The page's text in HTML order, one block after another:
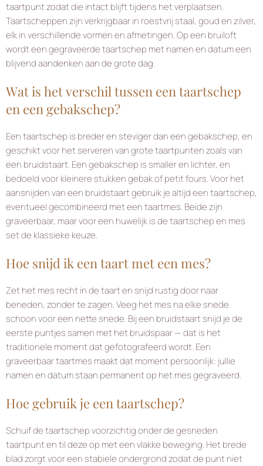
taartpunt zodat die intact blijft tijdens het verplaatsen.
Taartscheppen zijn verkrijgbaar in roestvrij staal, goud en zilver,
elk in verschillende vormen en afmetingen. Op een bruiloft
wordt een gegraveerde taartschep met namen en datum een
blijvend aandenken aan de grote dag.
Wat is het verschil tussen een taartschep
en een gebakschep?
Een taartschep is breder en steviger dan een gebakschep, en
geschikt voor het serveren van grote taartpunten zoals van
een bruidstaart. Een gebakschep is smaller en lichter, en
bedoeld voor kleinere stukken gebak of petit fours. Voor het
aansnijden van een bruidstaart gebruik je altijd een taartschep,
eventueel gecombineerd met een taartmes. Beide zijn
graveerbaar, maar voor een huwelijk is de taartschep en mes
set de klassieke keuze.
Hoe snijd ik een taart met een mes?
Zet het mes recht in de taart en snijd rustig door naar
beneden, zonder te zagen. Veeg het mes na elke snede
schoon voor een nette snede. Bij een bruidstaart snijd je de
eerste puntjes samen met het bruidspaar — dat is het
traditionele moment dat gefotografeerd wordt. Een
graveerbaar taartmes maakt dat moment persoonlijk: jullie
namen en datum staan permanent op het mes gegraveerd.
Hoe gebruik je een taartschep?
Schuif de taartschep voorzichtig onder de gesneden
taartpunt en til deze op met een vlakke beweging. Het brede
blad zorgt voor een stabiele ondergrond zodat de punt niet